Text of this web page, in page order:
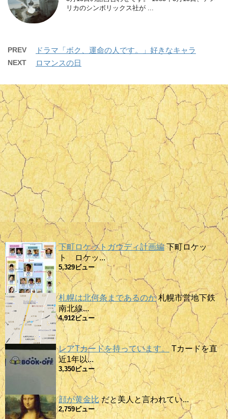
リカのシンボリックス社が ...
PREV ドラマ「ボク、運命の人です。」好きなキャラ
NEXT ロマンスの日
下町ロケットガウディ計画編 下町ロケッ
ト ロケッ...
5,329ビュー
札幌は北何条まであるのか 札幌市営地下鉄
南北線...
4,912ビュー
レアTカードを持っています。
Tカードを直
近1年以...
3,350ビュー
顔が黄金比 だと美人と言われてい...
2,759ビュー